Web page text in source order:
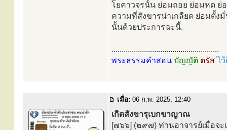
โยคาวจรนั้น ย่อมถอย ย่อมหด ย่
ความที่สังขารน่าเกลียด ย่อมตั้
นั้นด้วยประการฉะนี้.
.....................................................
พระธรรมคำสอน บัญญัติ ตรัสไ
เมื่อ: 06 ก.พ. 2025, 12:40
เกิดสังขารุเบกขาญาณ
[๗๖๖] (๒๙๗) ท่านอาจารย์เมื่อจ